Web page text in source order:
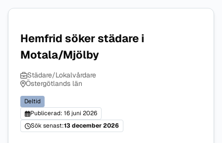
Hemfrid söker städare i
Motala/Mjölby
Städare/Lokalvårdare
Östergötlands län
Deltid
Publicerad: 16 juni 2026
Sök senast:13 december 2026